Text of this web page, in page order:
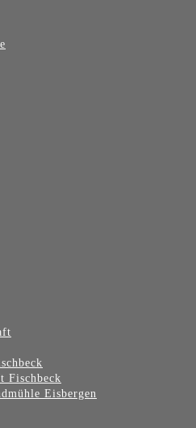
Fischbeck
Eisbergen